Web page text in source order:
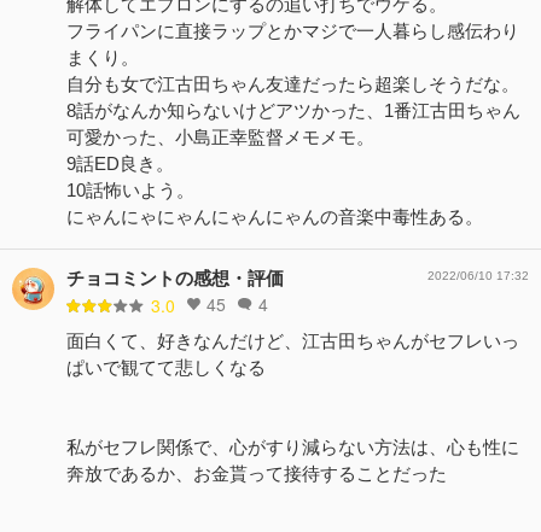
解体してエプロンにするの追い打ちでウケる。
フライパンに直接ラップとかマジで一人暮らし感伝わり
まくり。
自分も女で江古田ちゃん友達だったら超楽しそうだな。
8話がなんか知らないけどアツかった、1番江古田ちゃん
可愛かった、小島正幸監督メモメモ。
9話ED良き。
10話怖いよう。
にゃんにゃにゃんにゃんにゃんの音楽中毒性ある。
チョコミントの感想・評価
3.0 45 4
2022/06/10 17:32
面白くて、好きなんだけど、江古田ちゃんがセフレいっ
ぱいで観てて悲しくなる
私がセフレ関係で、心がすり減らない方法は、心も性に
奔放であるか、お金貰って接待することだった